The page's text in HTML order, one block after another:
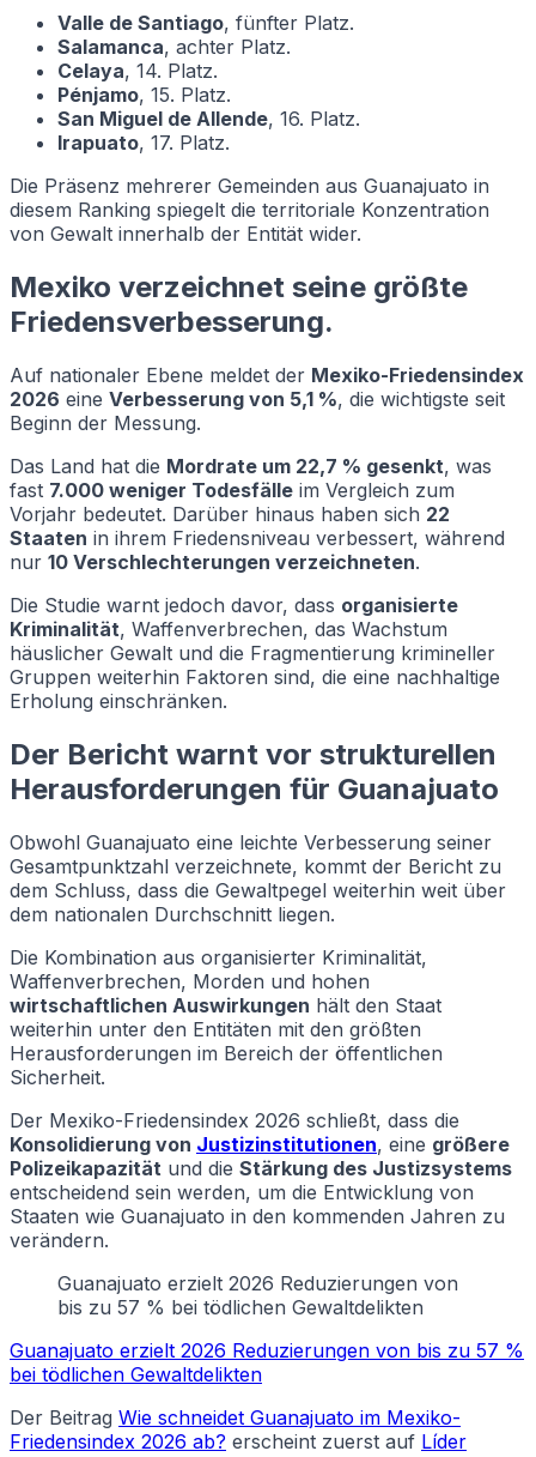
Valle de Santiago, fünfter Platz.
Salamanca, achter Platz.
Celaya, 14. Platz.
Pénjamo, 15. Platz.
San Miguel de Allende, 16. Platz.
Irapuato, 17. Platz.
Die Präsenz mehrerer Gemeinden aus Guanajuato in
diesem Ranking spiegelt die territoriale Konzentration
von Gewalt innerhalb der Entität wider.
Mexiko verzeichnet seine größte
Friedensverbesserung.
Auf nationaler Ebene meldet der Mexiko-Friedensindex
2026 eine Verbesserung von 5,1 %, die wichtigste seit
Beginn der Messung.
Das Land hat die Mordrate um 22,7 % gesenkt, was
fast 7.000 weniger Todesfälle im Vergleich zum
Vorjahr bedeutet. Darüber hinaus haben sich 22
Staaten in ihrem Friedensniveau verbessert, während
nur 10 Verschlechterungen verzeichneten.
Die Studie warnt jedoch davor, dass organisierte
Kriminalität, Waffenverbrechen, das Wachstum
häuslicher Gewalt und die Fragmentierung krimineller
Gruppen weiterhin Faktoren sind, die eine nachhaltige
Erholung einschränken.
Der Bericht warnt vor strukturellen
Herausforderungen für Guanajuato
Obwohl Guanajuato eine leichte Verbesserung seiner
Gesamtpunktzahl verzeichnete, kommt der Bericht zu
dem Schluss, dass die Gewaltpegel weiterhin weit über
dem nationalen Durchschnitt liegen.
Die Kombination aus organisierter Kriminalität,
Waffenverbrechen, Morden und hohen
wirtschaftlichen Auswirkungen hält den Staat
weiterhin unter den Entitäten mit den größten
Herausforderungen im Bereich der öffentlichen
Sicherheit.
Der Mexiko-Friedensindex 2026 schließt, dass die
Konsolidierung von Justizinstitutionen, eine größere
Polizeikapazität und die Stärkung des Justizsystems
entscheidend sein werden, um die Entwicklung von
Staaten wie Guanajuato in den kommenden Jahren zu
verändern.
Guanajuato erzielt 2026 Reduzierungen von
bis zu 57 % bei tödlichen Gewaltdelikten
Guanajuato erzielt 2026 Reduzierungen von bis zu 57 %
bei tödlichen Gewaltdelikten
Der Beitrag Wie schneidet Guanajuato im Mexiko-
Friedensindex 2026 ab? erscheint zuerst auf Líder